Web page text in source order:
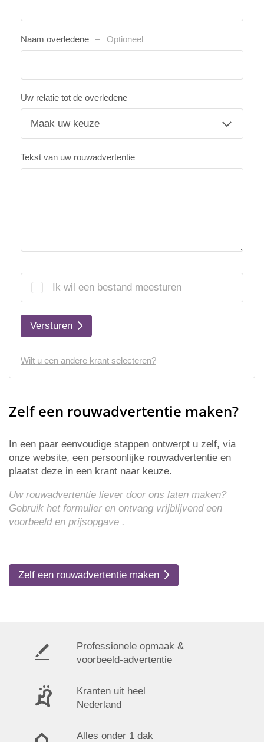
Naam overledene Optioneel
Uw relatie tot de overledene
Tekst van uw rouwadvertentie
Ik wil een bestand meesturen
Versturen
Wilt u een andere krant selecteren?
Zelf een rouwadvertentie maken?
In een paar eenvoudige stappen ontwerpt u zelf, via
onze website, een persoonlijke rouwadvertentie en
plaatst deze in een krant naar keuze.
Uw rouwadvertentie liever door ons laten maken?
Gebruik het formulier en ontvang vrijblijvend een
voorbeeld en prijsopgave .
Zelf een rouwadvertentie maken
Professionele opmaak &
voorbeeld-advertentie
Kranten uit heel
Nederland
Alles onder 1 dak